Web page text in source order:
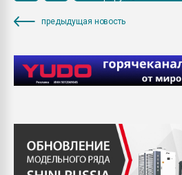
предыдущая новость